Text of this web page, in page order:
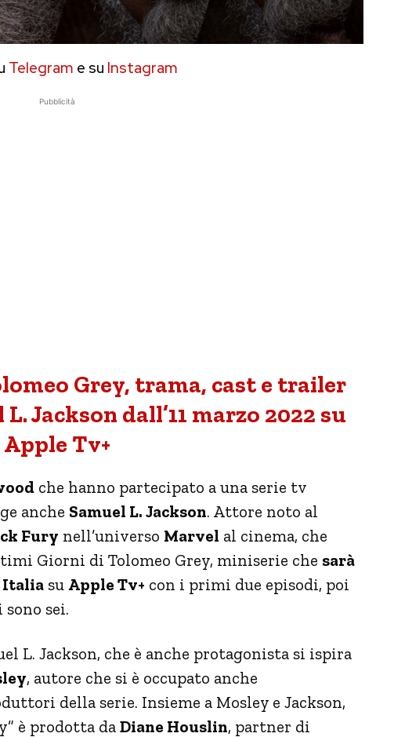
Telegram e su Instagram
Pubblicità
Grey, trama, cast e trailer
Jackson dall’11 marzo 2022 su
Apple Tv+
che hanno partecipato a una serie tv
anche Samuel L. Jackson. Attore noto al
Fury nell’universo Marvel al cinema, che
Giorni di Tolomeo Grey, miniserie che sarà
Italia su Apple Tv+ con i primi due episodi, poi
sei.
L. Jackson, che è anche protagonista si ispira
, autore che si è occupato anche
della serie. Insieme a Mosley e Jackson,
” è prodotta da Diane Houslin, partner di